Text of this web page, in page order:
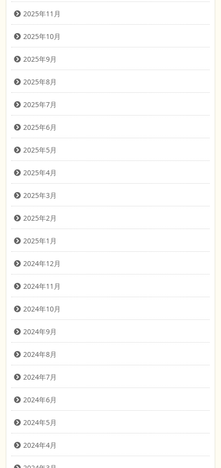
2025年11月
2025年10月
2025年9月
2025年8月
2025年7月
2025年6月
2025年5月
2025年4月
2025年3月
2025年2月
2025年1月
2024年12月
2024年11月
2024年10月
2024年9月
2024年8月
2024年7月
2024年6月
2024年5月
2024年4月